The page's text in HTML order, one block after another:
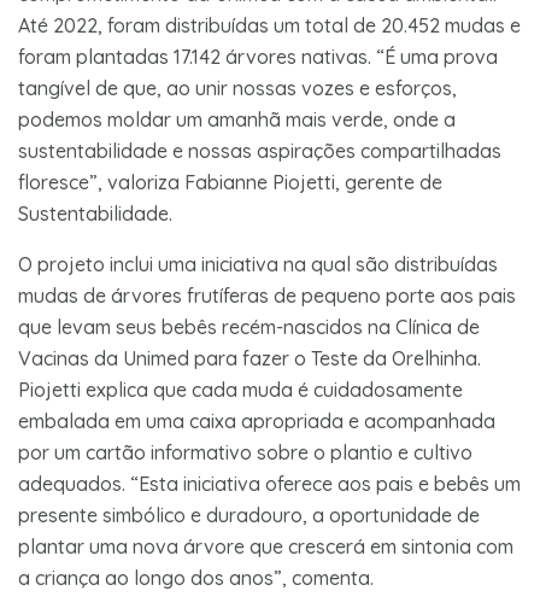
Até 2022, foram distribuídas um total de 20.452 mudas e
foram plantadas 17.142 árvores nativas. “É uma prova
tangível de que, ao unir nossas vozes e esforços,
podemos moldar um amanhã mais verde, onde a
sustentabilidade e nossas aspirações compartilhadas
floresce”, valoriza Fabianne Piojetti, gerente de
Sustentabilidade.
O projeto inclui uma iniciativa na qual são distribuídas
mudas de árvores frutíferas de pequeno porte aos pais
que levam seus bebês recém-nascidos na Clínica de
Vacinas da Unimed para fazer o Teste da Orelhinha.
Piojetti explica que cada muda é cuidadosamente
embalada em uma caixa apropriada e acompanhada
por um cartão informativo sobre o plantio e cultivo
adequados. “Esta iniciativa oferece aos pais e bebês um
presente simbólico e duradouro, a oportunidade de
plantar uma nova árvore que crescerá em sintonia com
a criança ao longo dos anos”, comenta.